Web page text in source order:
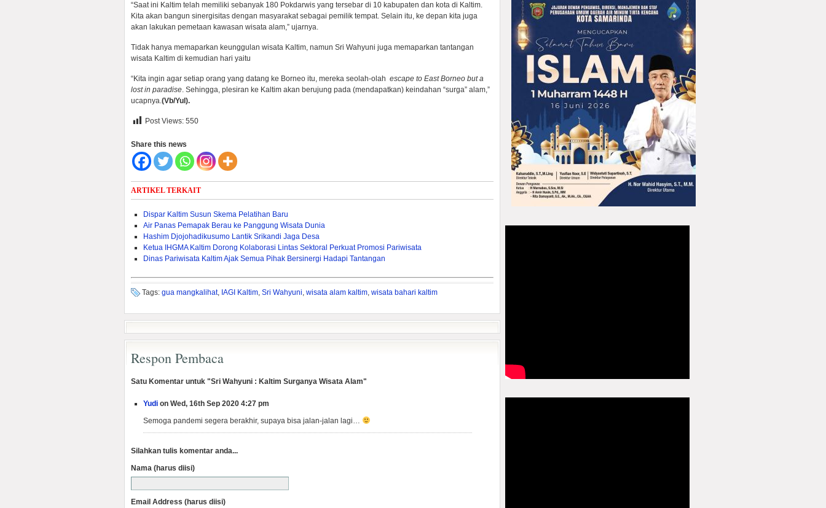
“Saat ini Kaltim telah memiliki sebanyak 180 Pokdarwis yang tersebar di 10 kabupaten dan kota di Kaltim.
Kita akan bangun sinergisitas dengan masyarakat sebagai pemilik tempat. Selain itu, ke depan kita juga
akan lakukan pemetaan kawasan wisata alam,” ujarnya.
Tidak hanya memaparkan keunggulan wisata Kaltim, namun Sri Wahyuni juga memaparkan tantangan
wisata Kaltim di kemudian hari yaitu
“Kita ingin agar setiap orang yang datang ke Borneo itu, mereka seolah-olah escape to East Borneo but a
lost in paradise. Sehingga, plesiran ke Kaltim akan berujung pada (mendapatkan) keindahan “surga” alam,”
ucapnya.(Vb/Yul).
Post Views: 550
Share this news
ARTIKEL TERKAIT
Dispar Kaltim Susun Skema Pelatihan Baru
Air Panas Pemapak Berau ke Panggung Wisata Dunia
Hashim Djojohadikusumo Lantik Srikandi Jaga Desa
Ketua IHGMA Kaltim Dorong Kolaborasi Lintas Sektoral Perkuat Promosi Pariwisata
Dinas Pariwisata Kaltim Ajak Semua Pihak Bersinergi Hadapi Tantangan
Tags: gua mangkalihat, IAGI Kaltim, Sri Wahyuni, wisata alam kaltim, wisata bahari kaltim
Respon Pembaca
Satu Komentar untuk "Sri Wahyuni : Kaltim Surganya Wisata Alam"
Yudi on Wed, 16th Sep 2020 4:27 pm
Semoga pandemi segera berakhir, supaya bisa jalan-jalan lagi…
Silahkan tulis komentar anda...
Nama (harus diisi)
Email Address (harus diisi)